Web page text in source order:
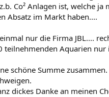
Co² Anlagen ist, welche ja
Absatz im Markt haben....
nur die Firma JBL....
teilnehmenden Aquarien nur
schöne Summe zusammen.
dickes Danke an meinen